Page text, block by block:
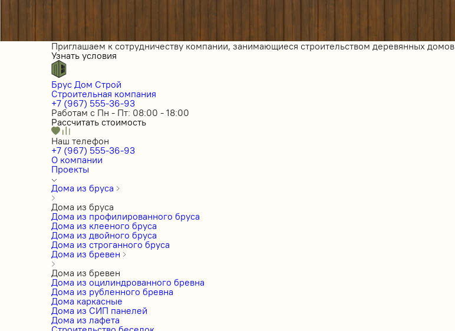
Приглашаем к сотрудничеству компании, занимающиеся строительством деревянных домов
Узнать условия
Брус Дом Строй
Строительная компания
+7 (967) 555-36-93
Работам с Пн - Пт: 08:00 - 18:00
Рассчитать стоимость
Наш телефон
+7 (967) 555-36-93
О компании
Проекты
Дома из бруса
Дома из бруса
Дома из профилированного бруса
Дома из клееного бруса
Дома из двойного бруса
Дома из строганного бруса
Дома из бревен
Дома из бревен
Дома из оцилиндрованного бревна
Дома из рубленного бревна
Дома каркасные
Дома из СИП панелей
Дома из лафета